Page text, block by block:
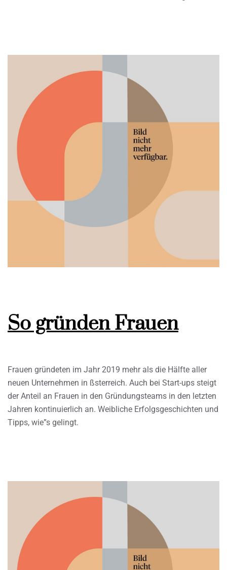
So gründen Frauen
Frauen gründeten im Jahr 2019 mehr als die Hälfte aller
neuen Unternehmen in ßsterreich. Auch bei Start-ups steigt
der Anteil an Frauen in den Gründungsteams in den letzten
Jahren kontinuierlich an. Weibliche Erfolgsgeschichten und
Tipps, wie”s gelingt.